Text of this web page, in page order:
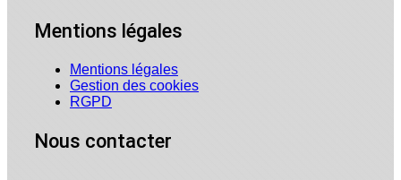
Mentions légales
Mentions légales
Gestion des cookies
RGPD
Nous contacter